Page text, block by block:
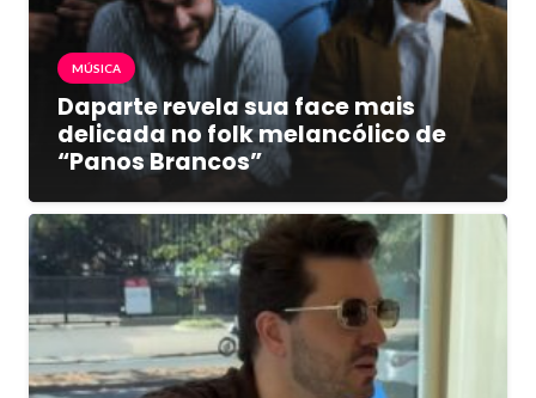
MÚSICA
Daparte revela sua face mais
delicada no folk melancólico de
“Panos Brancos”